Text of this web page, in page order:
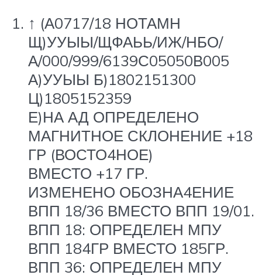
↑ (А0717/18 НОТАМН
Щ)УУЫЫ/ЩФАЬЬ/ИЖ/НБО/
А/000/999/6139С05050В005
А)УУЫЫ Б)1802151300
Ц)1805152359
Е)НА АД ОПРЕДЕЛЕНО
МАГНИТНОЕ СКЛОНЕНИЕ +18
ГР (ВОСТО4НОЕ)
ВМЕСТО +17 ГР.
ИЗМЕНЕНО ОБОЗНА4ЕНИЕ
ВПП 18/36 ВМЕСТО ВПП 19/01.
ВПП 18: ОПРЕДЕЛЕН МПУ
ВПП 184ГР ВМЕСТО 185ГР.
ВПП 36: ОПРЕДЕЛЕН МПУ